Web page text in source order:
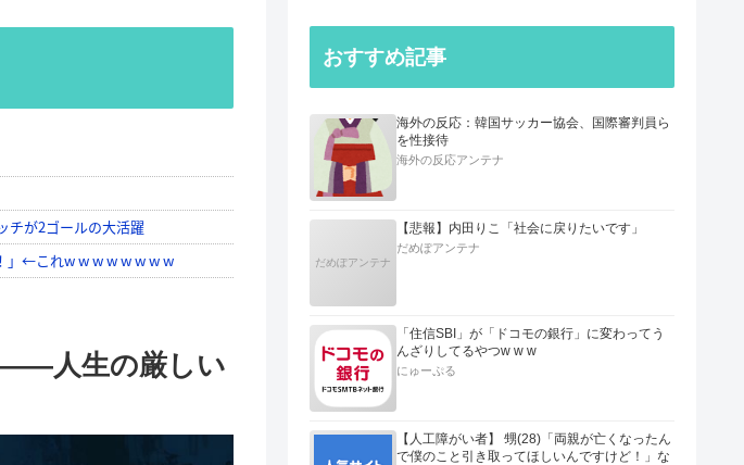
——人生の厳しい
おすすめ記事
海外の反応：韓国サッカー協会、国際審判員ら
を性接待
海外の反応アンテナ
だめぽアンテナ
【悲報】内田りこ「社会に戻りたいです」
だめぽアンテナ
「住信SBI」が「ドコモの銀行」に変わってう
んざりしてるやつw w w
にゅーぷる
【人工障がい者】 甥(28)「両親が亡くなったん
で僕のこと引き取ってほしいんですけど！」な